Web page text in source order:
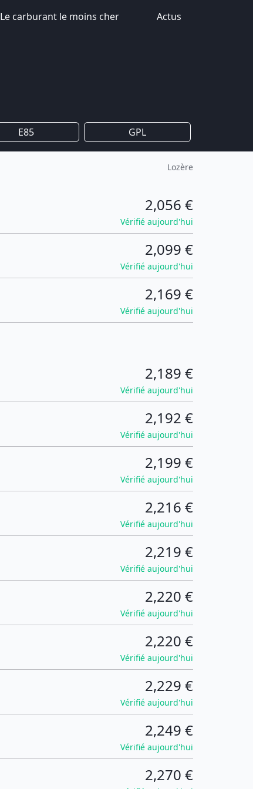
Le carburant le moins cher Actus
E85 GPL
Lozère
2,056 €
Vérifié aujourd'hui
2,099 €
Vérifié aujourd'hui
2,169 €
Vérifié aujourd'hui
2,189 €
Vérifié aujourd'hui
2,192 €
Vérifié aujourd'hui
2,199 €
Vérifié aujourd'hui
2,216 €
Vérifié aujourd'hui
2,219 €
Vérifié aujourd'hui
2,220 €
Vérifié aujourd'hui
2,220 €
Vérifié aujourd'hui
2,229 €
Vérifié aujourd'hui
2,249 €
Vérifié aujourd'hui
2,270 €